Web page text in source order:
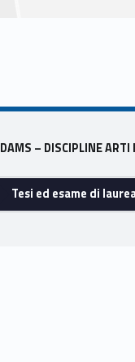
Sidebar
DAMS – DISCIPLINE ARTI
Tesi ed esame di